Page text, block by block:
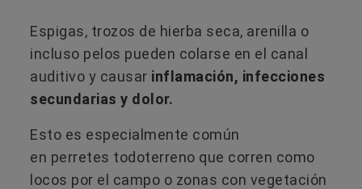
Espigas, trozos de hierba seca, arenilla o
incluso pelos pueden colarse en el canal
auditivo y causar inflamación, infecciones
secundarias y dolor.
Esto es especialmente común
en perretes todoterreno que corren como
locos por el campo o zonas con vegetación